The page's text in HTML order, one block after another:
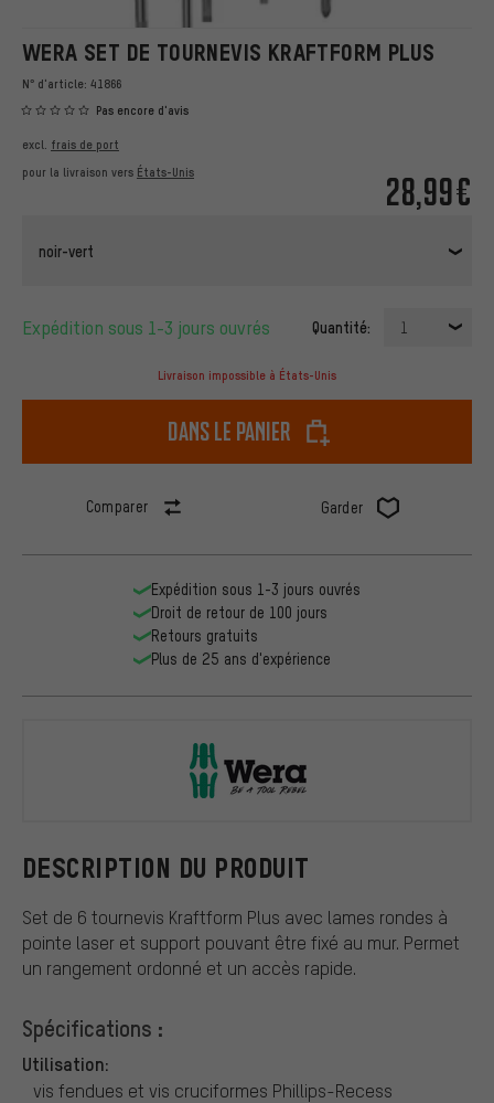
WERA SET DE TOURNEVIS KRAFTFORM PLUS
N° d'article: 41866
Pas encore d'avis
28,99€
excl. frais de port
pour la livraison vers États-Unis
noir-vert
Expédition sous 1-3 jours ouvrés Quantité: 1
Livraison impossible à États-Unis
dans le panier
Comparer Garder
DESCRIPTION DU PRODUIT
Set de 6 tournevis Kraftform Plus avec lames rondes à
pointe laser et support pouvant être fixé au mur. Permet
un rangement ordonné et un accès rapide.
Spécifications :
Utilisation:
vis fendues et vis cruciformes Phillips-Recess
Expédition sous 1-3 jours ouvrés
Droit de retour de 100 jours
Retours gratuits
Plus de 25 ans d'expérience